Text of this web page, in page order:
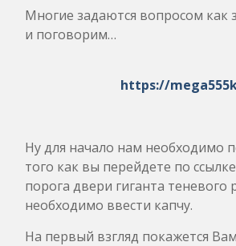
Многие задаются вопросом как
и поговорим…
https://
Ну для начало нам необходимо
того как вы перейдете по
порога двери гиганта
необходимо ввести капчу.
На первый взгляд покажется